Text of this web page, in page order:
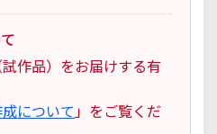
作品）をお届けする有
について 」をご覧くだ